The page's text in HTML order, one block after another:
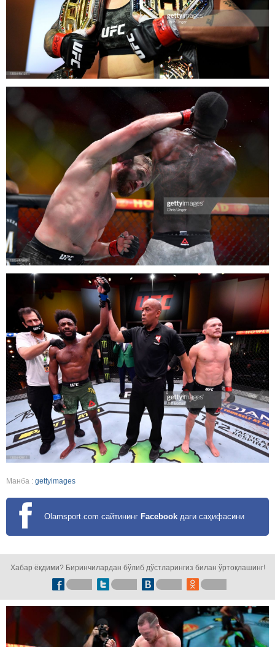
Манба : gettyimages
Olamsport.com сайтининг Facebook даги саҳифасини
Хабар ёқдими? Биринчилардан бўлиб дўстларингиз билан ўртоқлашинг!